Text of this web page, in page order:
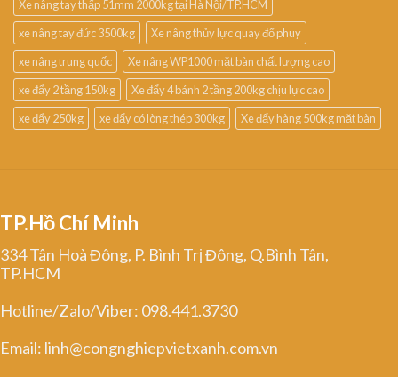
Xe nâng tay thấp 51mm 2000kg tại Hà Nội/TP.HCM
xe nâng tay đức 3500kg
Xe nâng thủy lực quay đổ phuy
xe nâng trung quốc
Xe nâng WP1000 mặt bàn chất lượng cao
xe đẩy 2 tầng 150kg
Xe đẩy 4 bánh 2 tầng 200kg chịu lực cao
xe đẩy 250kg
xe đẩy có lòng thép 300kg Xe đẩy hàng 500kg mặt bàn
TP.Hồ Chí Minh
334 Tân Hoà Đông, P. Bình Trị Đông, Q.Bình Tân,
TP.HCM
Hotline/Zalo/Viber: 098.441.3730
Email: linh@congnghiepvietxanh.com.vn